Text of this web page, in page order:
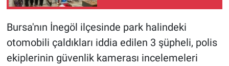
Bursa'nın İnegöl ilçesinde park halindeki
otomobili çaldıkları iddia edilen 3 şüpheli, polis
ekiplerinin güvenlik kamerası incelemeleri